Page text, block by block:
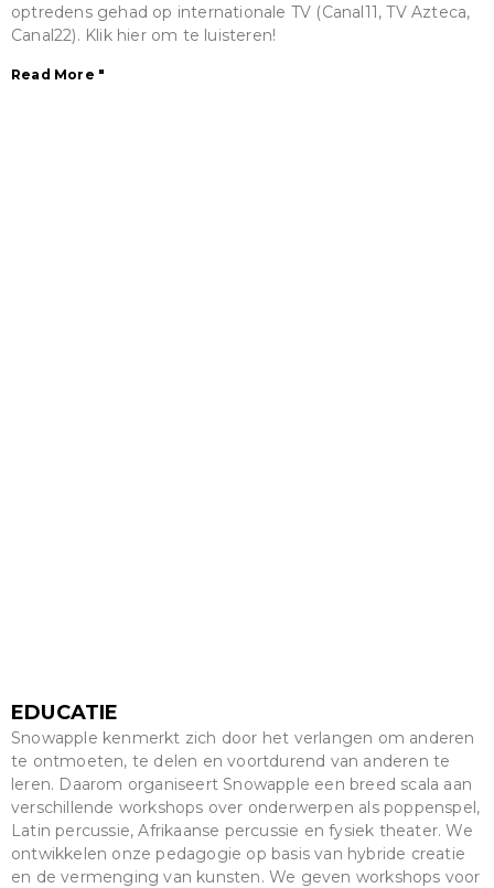
optredens gehad op internationale TV (Canal11, TV Azteca,
Canal22). Klik hier om te luisteren!
Read More "
EDUCATIE
Snowapple kenmerkt zich door het verlangen om anderen
te ontmoeten, te delen en voortdurend van anderen te
leren. Daarom organiseert Snowapple een breed scala aan
verschillende workshops over onderwerpen als poppenspel,
Latin percussie, Afrikaanse percussie en fysiek theater. We
ontwikkelen onze pedagogie op basis van hybride creatie
en de vermenging van kunsten. We geven workshops voor